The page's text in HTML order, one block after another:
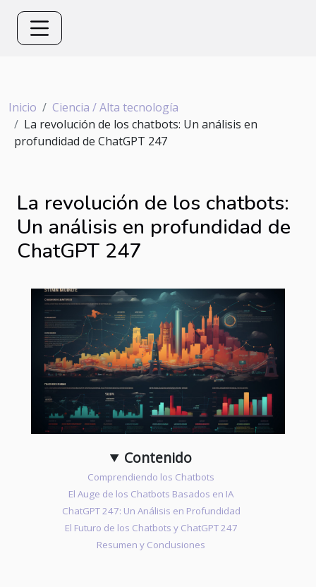
Inicio
Ciencia / Alta tecnología
La revolución de los chatbots: Un análisis en
profundidad de ChatGPT 247
La revolución de los chatbots:
Un análisis en profundidad de
ChatGPT 247
Contenido
Comprendiendo los Chatbots
El Auge de los Chatbots Basados en IA
ChatGPT 247: Un Análisis en Profundidad
El Futuro de los Chatbots y ChatGPT 247
Resumen y Conclusiones